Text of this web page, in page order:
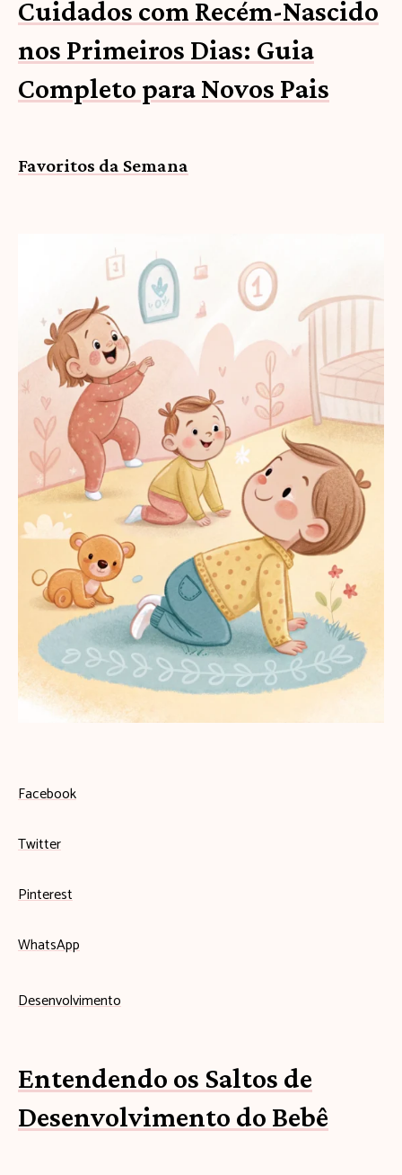
Cuidados com Recém-Nascido
nos Primeiros Dias: Guia
Completo para Novos Pais
Favoritos da Semana
Facebook
Twitter
Pinterest
WhatsApp
Desenvolvimento
Entendendo os Saltos de
Desenvolvimento do Bebê